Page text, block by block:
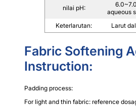
nilai pH:
aqueous
Keterlarutan:
Larut
Fabric Softening
Instruction:
Padding process:
For light and thin fabric: reference